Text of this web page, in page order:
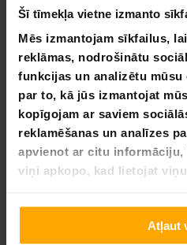
Šī tīmekļa vietne izmanto
Mēs izmantojam sīkfailus,
reklāmas, nodrošinātu
funkcijas un analizētu
par to, kā jūs izmantojat
kopīgojam ar saviem
reklamēšanas un analīzes
apvienot ar citu
viņi apkopo, kad lietojat
Atļaut
Savienojamība- 5GHz
Bluetooth ar ≥10m stabila
Efektīva enerģijas un
uzlādējams akumulators,
atskaņošanas (80%
zems enerģijas patēriņš
Viedas kontroles un
darbība, nēsāšanas
viegls, kompakts dizains
Dažādu valodu atbalsts-
valodas, tostarp angļu,
Patirkite inovacijas su Kuura